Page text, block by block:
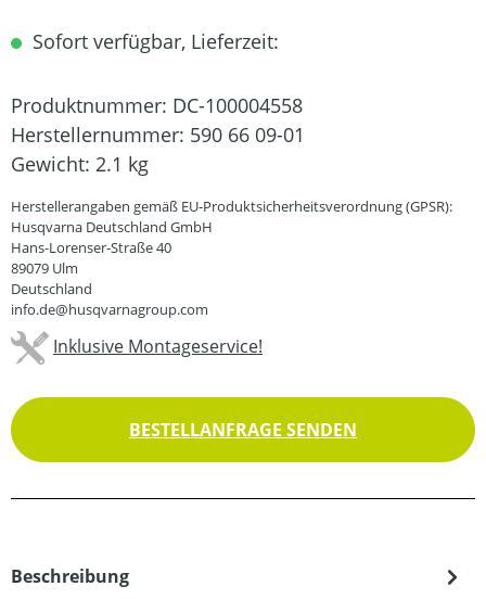
Sofort verfügbar, Lieferzeit:
Produktnummer: DC-100004558
Herstellernummer: 590 66 09-01
Gewicht: 2.1 kg
Herstellerangaben gemäß EU-Produktsicherheitsverordnung (GPSR):
Husqvarna Deutschland GmbH
Hans-Lorenser-Straße 40
89079 Ulm
Deutschland
info.de@husqvarnagroup.com
Inklusive Montageservice!
BESTELLANFRAGE SENDEN
Beschreibung